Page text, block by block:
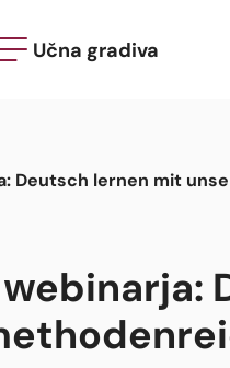
Učna gradiva
Deutsch lernen mit